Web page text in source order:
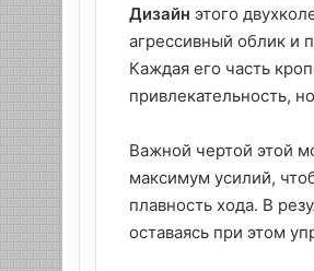
Дизайн этого
агрессивный облик и
Каждая его часть
привлекательность,
Важной чертой этой
максимум усилий,
плавность хода. В
оставаясь при этом